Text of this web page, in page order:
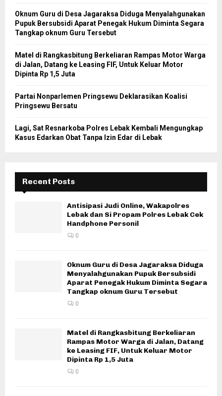
Oknum Guru di Desa Jagaraksa Diduga Menyalahgunakan
Pupuk Bersubsidi Aparat Penegak Hukum Diminta Segara
Tangkap oknum Guru Tersebut
Matel di Rangkasbitung Berkeliaran Rampas Motor Warga
di Jalan, Datang ke Leasing FIF, Untuk Keluar Motor
Dipinta Rp 1,5 Juta
Partai Nonparlemen Pringsewu Deklarasikan Koalisi
Pringsewu Bersatu
Lagi, Sat Resnarkoba Polres Lebak Kembali Mengungkap
Kasus Edarkan Obat Tanpa Izin Edar di Lebak
Recent Posts
Antisipasi Judi Online, Wakapolres
Lebak dan Si Propam Polres Lebak Cek
Handphone Personil
0
Oknum Guru di Desa Jagaraksa Diduga
Menyalahgunakan Pupuk Bersubsidi
Aparat Penegak Hukum Diminta Segara
Tangkap oknum Guru Tersebut
0
Matel di Rangkasbitung Berkeliaran
Rampas Motor Warga di Jalan, Datang
ke Leasing FIF, Untuk Keluar Motor
Dipinta Rp 1,5 Juta
0